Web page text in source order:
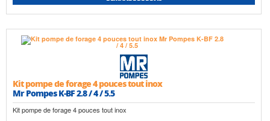
Kit pompe de forage 4 pouces tout inox
Mr Pompes K-BF 2.8 / 4 / 5.5
Kit pompe de forage 4 pouces tout inox